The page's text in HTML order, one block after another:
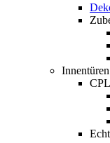
Innentüren